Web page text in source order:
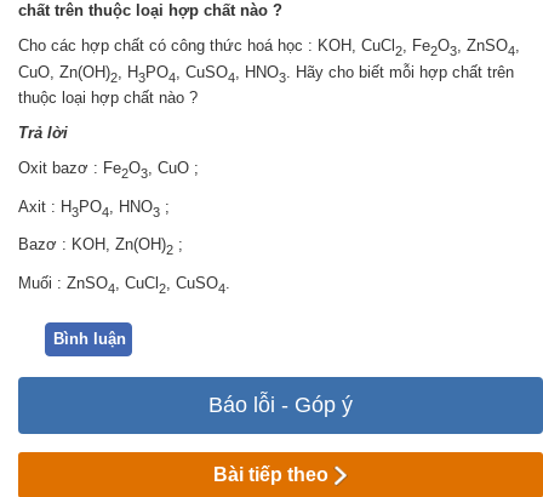
chất trên thuộc loại hợp chất nào ?
Cho các hợp chất có công thức hoá học : KOH, CuCl 2, Fe2O3, ZnSO4,
CuO, Zn(OH)2 , H3PO4 , CuSO4 , HNO3
. Hãy cho biết mỗi hợp chất trên
thuộc loại hợp chất nào ?
Trả lời
Oxit bazơ : Fe2O3, CuO ;
Axit : H3PO4 , HNO3 ;
Bazơ : KOH, Zn(OH)2 ;
Muối : ZnSO4 , CuCl 2 , CuSO4
Bình luận
Báo lỗi - Góp ý
Bài tiếp theo